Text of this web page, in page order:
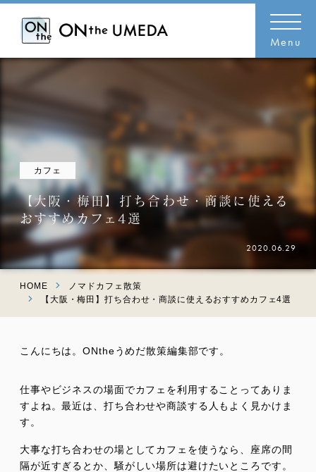
Menu
カフェ
【大阪・梅田】打ち合わせ・商談に使える
おすすめカフェ4選
2020.06.29
HOME
ノマドカフェ散策
【大阪・梅田】打ち合わせ・商談に使えるおすすめカフェ4選
こんにちは。ONtheうめだ散策編集部です。
仕事やビジネスの場面でカフェを利用することってありま
すよね。最近は、打ち合わせや商談する人もよく見かけま
す。
大事な打ち合わせの場としてカフェを使うなら、座席の間
隔が近すぎるとか、騒がしい場所は避けたいところです。